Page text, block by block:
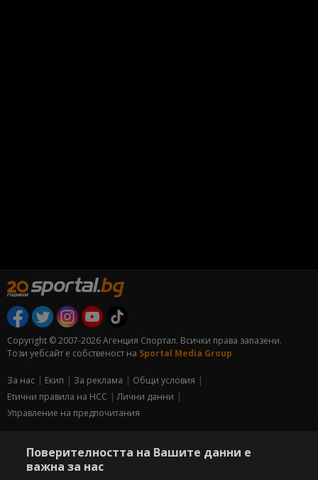
Copyright © 2007-2026 Агенция Спортал. Всички права запазени.
Този уебсайт е собственост на Sportal Media Group
За нас Екип За рекламa
Общи условия
Етични правила на НСС
Лични данни
Управление на предпочитания
под закрила на Закона за авторското право и сродните му права.
Всички статии, репортажи, интервюта и други текстови, графични и
Поверителността на Вашите данни е
важна за нас